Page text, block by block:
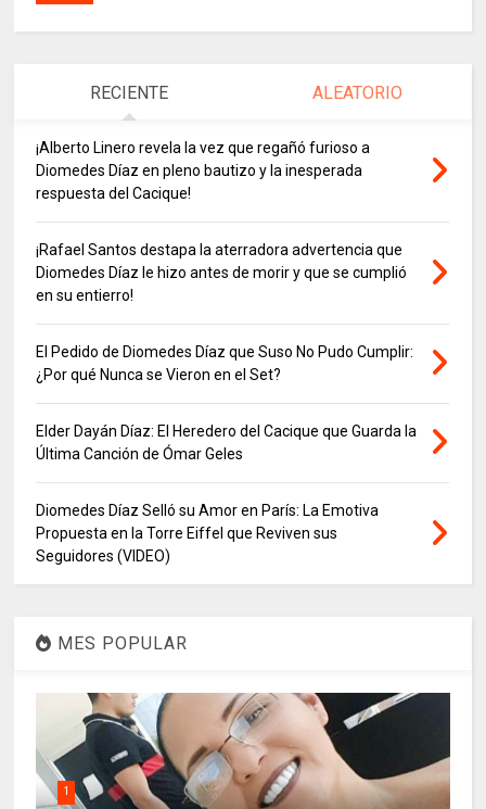
RECIENTE ALEATORIO
¡Alberto Linero revela la vez que regañó furioso a
Diomedes Díaz en pleno bautizo y la inesperada
respuesta del Cacique!
¡Rafael Santos destapa la aterradora advertencia que
Diomedes Díaz le hizo antes de morir y que se cumplió
en su entierro!
El Pedido de Diomedes Díaz que Suso No Pudo Cumplir:
¿Por qué Nunca se Vieron en el Set?
Elder Dayán Díaz: El Heredero del Cacique que Guarda la
Última Canción de Ómar Geles
Diomedes Díaz Selló su Amor en París: La Emotiva
Propuesta en la Torre Eiffel que Reviven sus
Seguidores (VIDEO)
MES POPULAR
1